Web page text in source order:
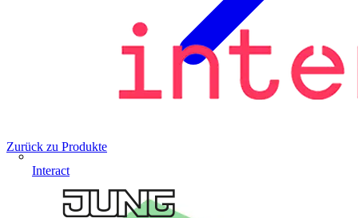
Interact
Zurück zu Produkte